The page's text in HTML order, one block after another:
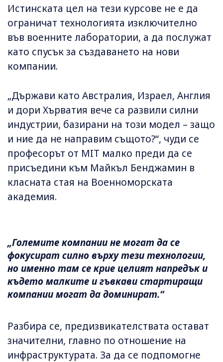
Истинската цел на тези курсове не е да
ограничат технологията изключително
във военните лаборатории, а да послужат
като спусък за създаването на нови
компании.
„Държави като Австралия, Израел, Англия
и дори Хърватия вече са развили силни
индустрии, базирани на този модел – защо
и ние да не направим същото?“, чуди се
професорът от MIT малко преди да се
присъедини към Майкъл Бенджамин в
класната стая на Военноморската
академия.
„Големите компании не могат да се
фокусират силно върху тези технологии,
но именно там се крие целият напредък и
където малките и гъвкави стартиращи
компании могат да доминират.“
Разбира се, предизвикателствата остават
значителни, главно по отношение на
инфраструктурата. За да се подпомогне